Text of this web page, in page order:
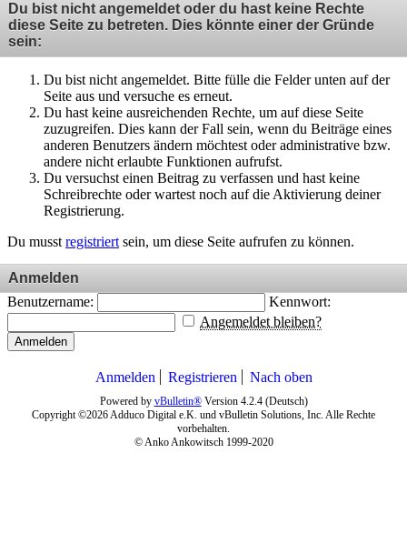
Du bist nicht angemeldet oder du hast keine Rechte
diese Seite zu betreten. Dies könnte einer der Gründe
sein:
Du bist nicht angemeldet. Bitte fülle die Felder unten auf der
Seite aus und versuche es erneut.
Du hast keine ausreichenden Rechte, um auf diese Seite
zuzugreifen. Dies kann der Fall sein, wenn du Beiträge eines
anderen Benutzers ändern möchtest oder administrative bzw.
andere nicht erlaubte Funktionen aufrufst.
Du versuchst einen Beitrag zu verfassen und hast keine
Schreibrechte oder wartest noch auf die Aktivierung deiner
Registrierung.
Du musst registriert sein, um diese Seite aufrufen zu können.
Anmelden
Benutzername:
Kennwort:
Angemeldet bleiben?
Anmelden
Anmelden Registrieren Nach oben
Powered by vBulletin®Version 4.2.4 (Deutsch)
Copyright ©2026 Adduco Digital e.K. und vBulletin Solutions, Inc. Alle Rechte
vorbehalten.
© Anko Ankowitsch 1999-2020